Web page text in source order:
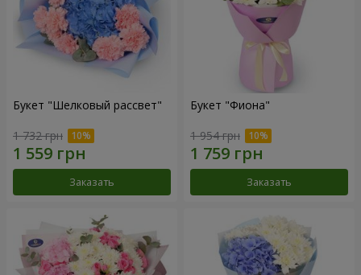
Букет "Шелковый рассвет"
1 732 грн
Заказать
Букет "Фиона"
1 954 грн
Заказать